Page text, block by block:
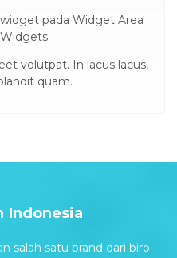
pada Widget Area
volutpat. In lacus lacus,
quam.
Indonesia
salah satu brand dari biro